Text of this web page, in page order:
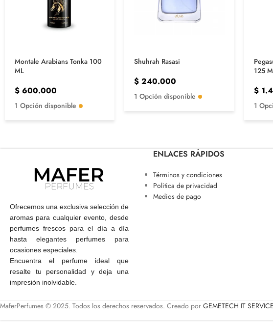
Montale Arabians Tonka 100
ML
$ 600.000
1 Opción disponible
Shuhrah Rasasi
$ 240.000
1 Opción disponible
125
$
1
Ofrecemos una exclusiva selección de
aromas para cualquier evento, desde
perfumes frescos para el día a día
hasta elegantes perfumes para
ocasiones especiales.
Encuentra el perfume ideal que
resalte tu personalidad y deja una
impresión inolvidable.
ENLACES RÁPIDOS
Términos y condiciones
Politica de privacidad
Medios de pago
MaferPerfumes © 2025. Todos los derechos reservados. Creado por GEMETECH IT